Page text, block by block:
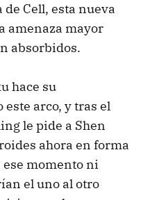
Cell, esta nueva
amenaza mayor
absorbidos.
hace su
arco, y tras el
le pide a Shen
ahora en forma
momento ni
el uno al otro